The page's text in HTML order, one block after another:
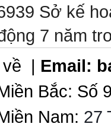
Sở kế
7 năm
về | Email:
Bắc:
Nam: 27